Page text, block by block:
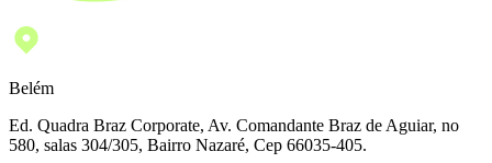
Belém
Ed. Quadra Braz Corporate, Av. Comandante Braz de Aguiar, no
580, salas 304/305, Bairro Nazaré, Cep 66035-405.